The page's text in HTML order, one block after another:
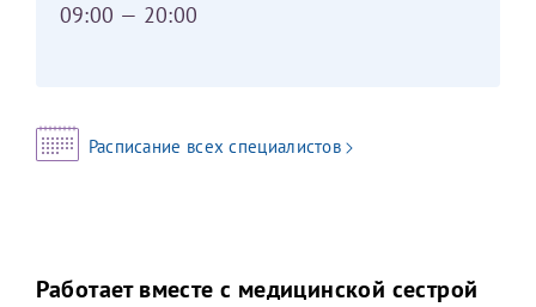
09:00 — 20:00
Расписание всех специалистов
Работает вместе с медицинской сестрой